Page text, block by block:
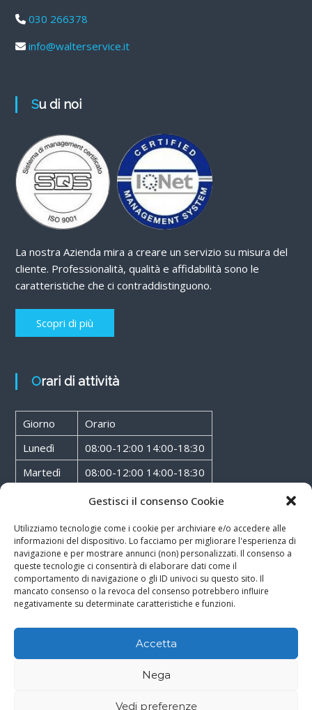
Gestisci il consenso Cookie
Utilizziamo tecnologie come i cookie per archiviare e/o accedere alle
informazioni del dispositivo. Lo facciamo per migliorare l'esperienza di
navigazione e per mostrare annunci (non) personalizzati. Il consenso a
queste tecnologie ci consentirà di elaborare dati come il
comportamento di navigazione o gli ID univoci su questo sito. Il
mancato consenso o la revoca del consenso potrebbero influire
negativamente su determinate caratteristiche e funzioni.
Accetta
Nega
Vedi preferenze
030 266378
info@walterservice.it
Su di noi
La nostra Azienda mira a creare un servizio su misura del
cliente. Professionalità, qualità e affidabilità sono le
caratteristiche che ci contraddistinguono.
Scopri di più
Orari di attività
Giorno
Orario
Lunedì
08:00-12:00 14:00-18:30
Martedì
08:00-12:00 14:00-18:30
08:00-12:00 14:00-18:30
Giovedì
08:00-12:00 14:00-18:30
Venerdì
08:00-12:00 14:00-18:30
Sabato
08:00-12:00
Rossoxweb